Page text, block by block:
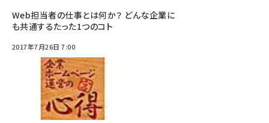
Web担当者の仕事とは何か？ どんな企業に
も共通するたった1つのコト
2017年7月26日 7:00